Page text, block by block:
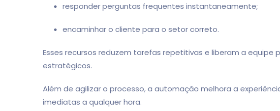
responder perguntas frequentes instantaneamente;
encaminhar o cliente para o setor correto.
Esses recursos reduzem tarefas repetitivas e liberam a
estratégicos.
Além de agilizar o processo, a automação melhora a
imediatas a qualquer hora.